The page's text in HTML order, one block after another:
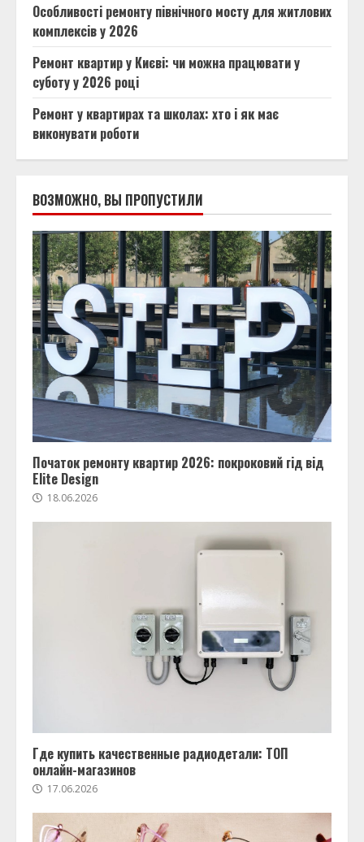
Особливості ремонту північного мосту для житлових
комплексів у 2026
Ремонт квартир у Києві: чи можна працювати у
суботу у 2026 році
Ремонт у квартирах та школах: хто і як має
виконувати роботи
ВОЗМОЖНО, ВЫ ПРОПУСТИЛИ
Початок ремонту квартир 2026: покроковий гід від
Elite Design
18.06.2026
Где купить качественные радиодетали: ТОП
онлайн-магазинов
17.06.2026